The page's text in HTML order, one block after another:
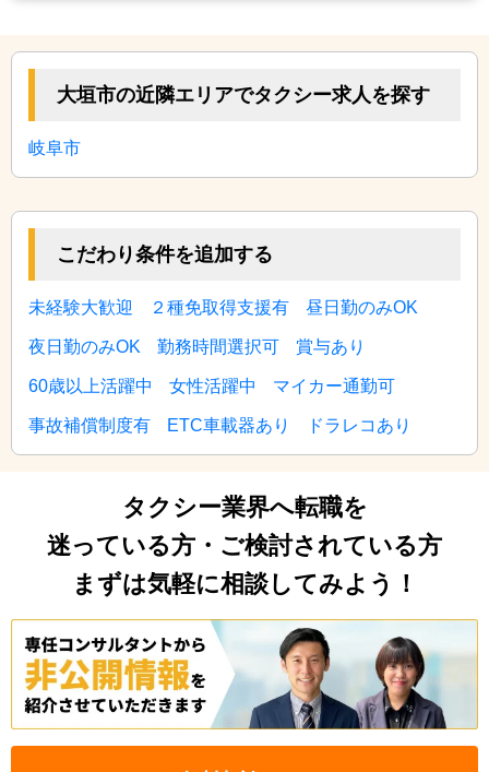
大垣市の近隣エリアでタクシー求人を探す
岐阜市
こだわり条件を追加する
未経験大歓迎 ２種免取得支援有 昼日勤のみOK
夜日勤のみOK 勤務時間選択可 賞与あり
60歳以上活躍中 女性活躍中 マイカー通勤可
事故補償制度有 ETC車載器あり ドラレコあり
タクシー業界へ転職を
迷っている方・ご検討されている方
まずは気軽に相談してみよう！